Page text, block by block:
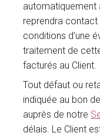
automatiquement
reprendra contact
conditions d’une
traitement de
facturés au Client.
Tout défaut ou
indiquée au bon
auprès de notre
délais. Le Client